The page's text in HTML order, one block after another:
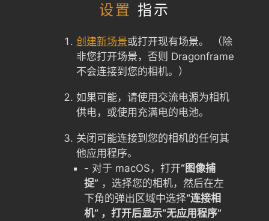
设置 指示
创建新场景或打开现有场景。 （除
非您打开场景，否则 Dragonframe
不会连接到您的相机。）
如果可能，请使用交流电源为相机
供电，或使用充满电的电池。
关闭可能连接到您的相机的任何其
他应用程序。
- 对于 macOS，打开“图像捕
捉” ，选择您的相机，然后在左
下角的弹出区域中选择“连接相
机” ，打开后显示“无应用程序”